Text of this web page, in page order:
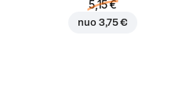
5,15 €
nuo 3,75 €